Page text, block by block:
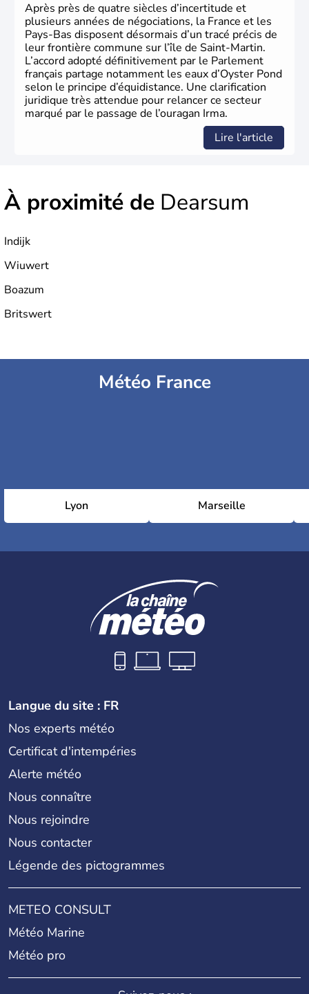
Après près de quatre siècles d’incertitude et
plusieurs années de négociations, la France et les
Pays-Bas disposent désormais d’un tracé précis de
leur frontière commune sur l’île de Saint-Martin.
L’accord adopté définitivement par le Parlement
français partage notamment les eaux d’Oyster Pond
selon le principe d’équidistance. Une clarification
juridique très attendue pour relancer ce secteur
marqué par le passage de l’ouragan Irma.
Lire l'article
À proximité de Dearsum
Indijk
Wiuwert
Boazum
Britswert
Météo France
Lyon Marseille
Langue du site : FR
Nos experts météo
Certificat d'intempéries
Alerte météo
Nous connaître
Nous rejoindre
Nous contacter
Légende des pictogrammes
METEO CONSULT
Météo Marine
Météo pro